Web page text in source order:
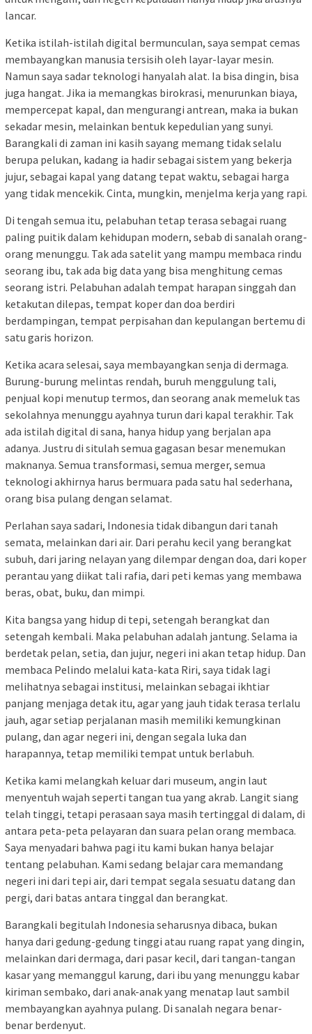
lancar.
Ketika istilah-istilah digital bermunculan, saya sempat cemas
membayangkan manusia tersisih oleh layar-layar mesin.
Namun saya sadar teknologi hanyalah alat. Ia bisa dingin, bisa
juga hangat. Jika ia memangkas birokrasi, menurunkan biaya,
mempercepat kapal, dan mengurangi antrean, maka ia bukan
sekadar mesin, melainkan bentuk kepedulian yang sunyi.
Barangkali di zaman ini kasih sayang memang tidak selalu
berupa pelukan, kadang ia hadir sebagai sistem yang bekerja
jujur, sebagai kapal yang datang tepat waktu, sebagai harga
yang tidak mencekik. Cinta, mungkin, menjelma kerja yang rapi.
Di tengah semua itu, pelabuhan tetap terasa sebagai ruang
paling puitik dalam kehidupan modern, sebab di sanalah orang-
orang menunggu. Tak ada satelit yang mampu membaca rindu
seorang ibu, tak ada big data yang bisa menghitung cemas
seorang istri. Pelabuhan adalah tempat harapan singgah dan
ketakutan dilepas, tempat koper dan doa berdiri
berdampingan, tempat perpisahan dan kepulangan bertemu di
satu garis horizon.
Ketika acara selesai, saya membayangkan senja di dermaga.
Burung-burung melintas rendah, buruh menggulung tali,
penjual kopi menutup termos, dan seorang anak memeluk tas
sekolahnya menunggu ayahnya turun dari kapal terakhir. Tak
ada istilah digital di sana, hanya hidup yang berjalan apa
adanya. Justru di situlah semua gagasan besar menemukan
maknanya. Semua transformasi, semua merger, semua
teknologi akhirnya harus bermuara pada satu hal sederhana,
orang bisa pulang dengan selamat.
Perlahan saya sadari, Indonesia tidak dibangun dari tanah
semata, melainkan dari air. Dari perahu kecil yang berangkat
subuh, dari jaring nelayan yang dilempar dengan doa, dari koper
perantau yang diikat tali rafia, dari peti kemas yang membawa
beras, obat, buku, dan mimpi.
Kita bangsa yang hidup di tepi, setengah berangkat dan
setengah kembali. Maka pelabuhan adalah jantung. Selama ia
berdetak pelan, setia, dan jujur, negeri ini akan tetap hidup. Dan
membaca Pelindo melalui kata-kata Riri, saya tidak lagi
melihatnya sebagai institusi, melainkan sebagai ikhtiar
panjang menjaga detak itu, agar yang jauh tidak terasa terlalu
jauh, agar setiap perjalanan masih memiliki kemungkinan
pulang, dan agar negeri ini, dengan segala luka dan
harapannya, tetap memiliki tempat untuk berlabuh.
Ketika kami melangkah keluar dari museum, angin laut
menyentuh wajah seperti tangan tua yang akrab. Langit siang
telah tinggi, tetapi perasaan saya masih tertinggal di dalam, di
antara peta-peta pelayaran dan suara pelan orang membaca.
Saya menyadari bahwa pagi itu kami bukan hanya belajar
tentang pelabuhan. Kami sedang belajar cara memandang
negeri ini dari tepi air, dari tempat segala sesuatu datang dan
pergi, dari batas antara tinggal dan berangkat.
Barangkali begitulah Indonesia seharusnya dibaca, bukan
hanya dari gedung-gedung tinggi atau ruang rapat yang dingin,
melainkan dari dermaga, dari pasar kecil, dari tangan-tangan
kasar yang memanggul karung, dari ibu yang menunggu kabar
kiriman sembako, dari anak-anak yang menatap laut sambil
membayangkan ayahnya pulang. Di sanalah negara benar-
benar berdenyut.